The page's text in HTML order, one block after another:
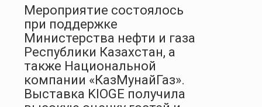
Мероприятие состоялось
при поддержке
Министерства нефти и газа
Республики Казахстан, а
также Национальной
компании «КазМунайГаз».
Выставка KIOGE получила